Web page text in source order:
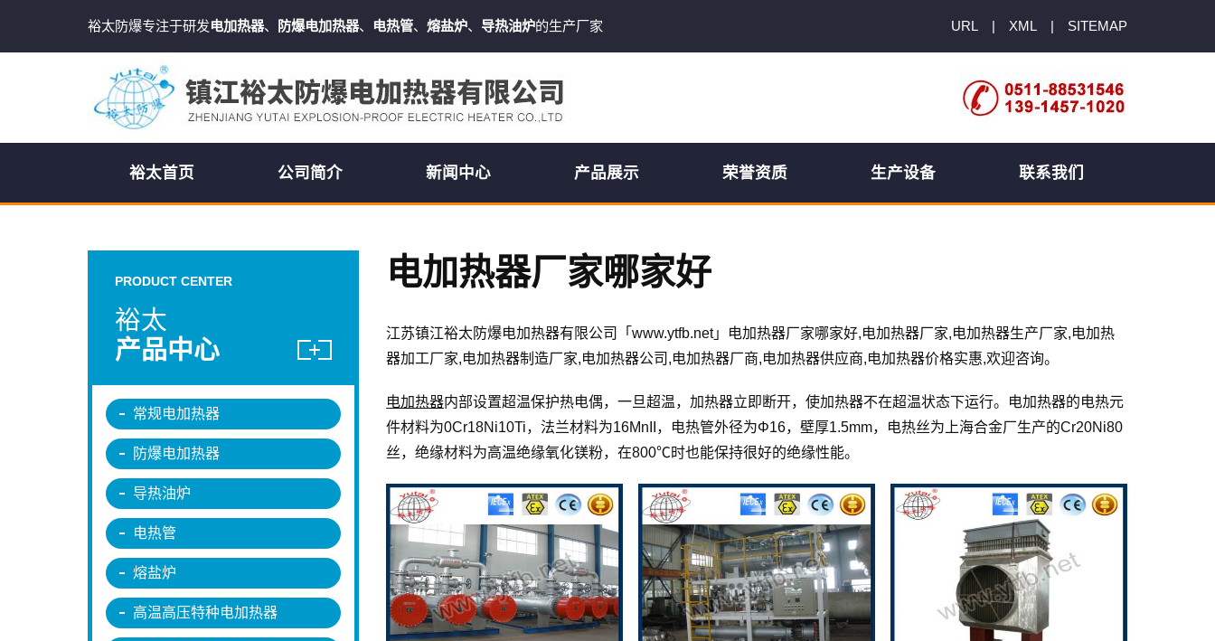
裕太防爆专注于研发电加热器、 防爆电加热器、 电热管、 熔盐炉、 导热油炉的生产厂家 URL | XML | SITEMAP
裕太首页 公司简介 新闻中心 产品展示 荣誉资质 生产设备 联系我们
电加热器厂家哪家好
江苏镇江裕太防爆电加热器有限公司「www.ytfb.net」电加热器厂家哪家好,电加热器厂家,电加热器生产厂家,电加热
器加工厂家,电加热器制造厂家,电加热器公司,电加热器厂商,电加热器供应商,电加热器价格实惠,欢迎咨询。
电加热器内部设置超温保护热电偶，一旦超温，加热器立即断开，使加热器不在超温状态下运行。电加热器的电热元
件材料为0Cr18Ni10Ti，法兰材料为16MnII，电热管外径为Φ16，壁厚1.5mm，电热丝为上海合金厂生产的Cr20Ni80
丝，绝缘材料为高温绝缘氧化镁粉，在800℃时也能保持很好的绝缘性能。
PRODUCT CENTER
裕太
产品中心
常规电加热器
防爆电加热器
导热油炉
电热管
熔盐炉
高温高压特种电加热器